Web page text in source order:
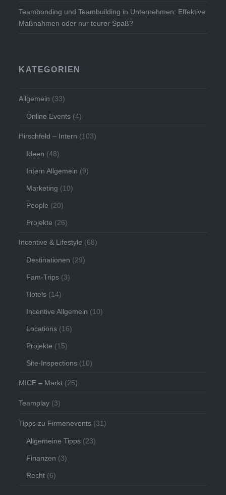
Teambonding und Teambuilding in Unternehmen: Effektive
Maßnahmen oder nur teurer Spaß?
KATEGORIEN
Allgemein (33)
Online Events (4)
Hirschfeld – Intern (103)
Ideen (48)
Intern Allgemein (9)
Marketing (10)
People (20)
Projekte (26)
Incentive & Lifestyle (68)
Destinationen (29)
Fam-Trips (3)
Hotels (14)
Incentive Allgemein (10)
Locations (16)
Projekte (15)
Site-Inspections (10)
MICE – Markt (25)
Teamplay (3)
Tipps zu Firmenevents (31)
Allgemeine Tipps (23)
Finanzen (3)
Recht (6)